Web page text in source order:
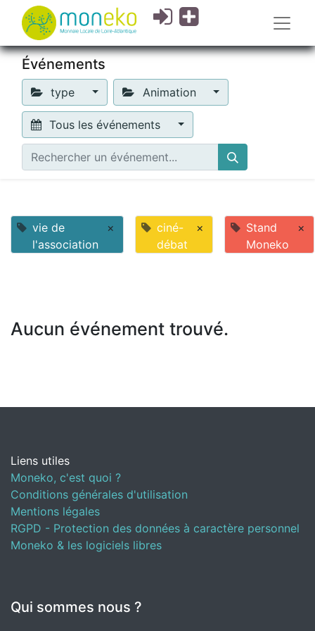
Événements
type Animation
Tous les événements
vie de
l'association
×
ciné-
débat
×
Stand
Moneko
×
Aucun événement trouvé.
Liens utiles
Moneko, c'est quoi ?
Conditions générales d'utilisation
Mentions légales
RGPD - Protection des données à caractère personnel
Moneko & les logiciels libres
Qui sommes nous ?